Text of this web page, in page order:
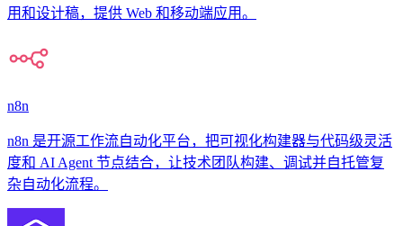
用和设计稿，提供 Web 和移动端应用。
n8n
n8n 是开源工作流自动化平台，把可视化构建器与代码级灵活
度和 AI Agent 节点结合，让技术团队构建、调试并自托管复
杂自动化流程。